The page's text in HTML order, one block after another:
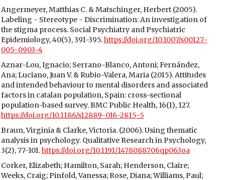
Angermeyer, Matthias C. & Matschinger, Herbert (2005).
Labeling - Stereotype - Discrimination: An investigation of
the stigma process. Social Psychiatry and Psychiatric
Epidemiology, 40(5), 391-395.https://doi.org/10.1007/s00127-
005-0903-4
Aznar-Lou, Ignacio; Serrano-Blanco, Antoni; Fernández,
Ana; Luciano, Juan V. & Rubio-Valera, Maria (2015). Attitudes
and intended behaviour to mental disorders and associated
factors in catalan population, Spain: cross-sectional
population-based survey. BMC Public Health, 16(1), 127.
https://doi.org/10.1186/s12889-016-2815-5
Braun, Virginia & Clarke, Victoria. (2006). Using thematic
analysis in psychology. Qualitative Research in Psychology,
3(2), 77-101.https://doi.org/10.1191/1478088706qp063oa
Corker, Elizabeth; Hamilton, Sarah; Henderson, Claire;
Weeks, Craig; Pinfold, Vanessa; Rose, Diana; Williams, Paul;